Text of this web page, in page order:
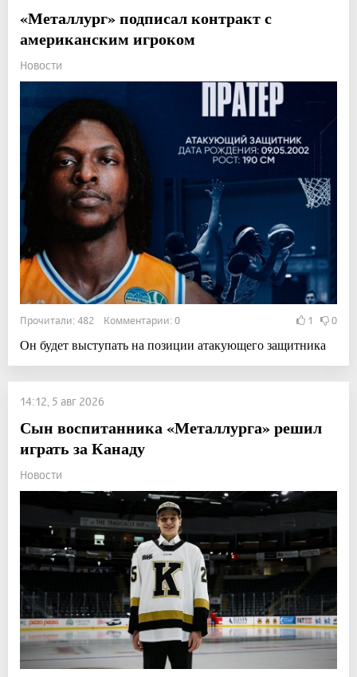
«Металлург» подписал контракт с
американским игроком
Новости
Прочитали: 482 Комментарии: 0 1 0
Он будет выступать на позиции атакующего защитника
14:12, 5 авг 2026
Сын воспитанника «Металлурга» решил
играть за Канаду
Новости